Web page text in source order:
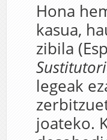
Hona
kasua,
zibila
legeak
joateko.